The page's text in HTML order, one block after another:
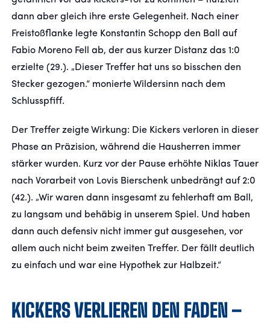
dann aber gleich ihre erste Gelegenheit. Nach einer
Freistoßflanke legte Konstantin Schopp den Ball auf
Fabio Moreno Fell ab, der aus kurzer Distanz das 1:0
erzielte (29.). „Dieser Treffer hat uns so bisschen den
Stecker gezogen.“ monierte Wildersinn nach dem
Schlusspfiff.
Der Treffer zeigte Wirkung: Die Kickers verloren in dieser
Phase an Präzision, während die Hausherren immer
stärker wurden. Kurz vor der Pause erhöhte Niklas Tauer
nach Vorarbeit von Lovis Bierschenk unbedrängt auf 2:0
(42.). „Wir waren dann insgesamt zu fehlerhaft am Ball,
zu langsam und behäbig in unserem Spiel. Und haben
dann auch defensiv nicht immer gut ausgesehen, vor
allem auch nicht beim zweiten Treffer. Der fällt deutlich
zu einfach und war eine Hypothek zur Halbzeit.“
KICKERS VERLIEREN DEN FADEN –